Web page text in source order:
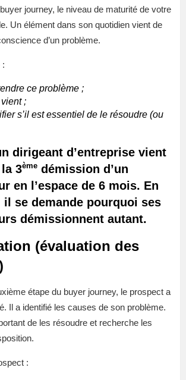
journey, le niveau de maturité de votre
Un élément dans son quotidien vient de
d’un problème.
:
ce problème ;
vient ;
s’il est essentiel de le résoudre (ou
dirigeant d’entreprise vient
3ème démission d’un
en l’espace de 6 mois. En
il se demande pourquoi ses
démissionnent autant.
(évaluation des
étape du buyer journey, le prospect a
Il a identifié les causes de son problème.
de les résoudre et recherche les
: